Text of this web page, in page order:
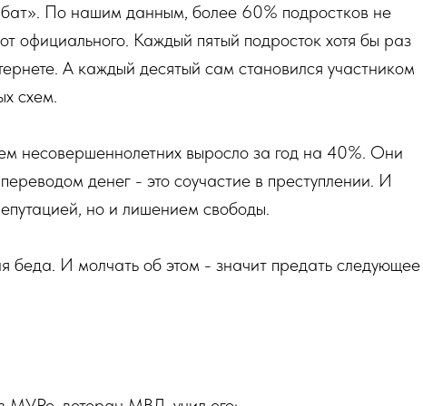
По нашим данным, более 60% подростков не
официального. Каждый пятый подросток хотя бы раз
А каждый десятый сам становился участником
схем.
несовершеннолетних выросло за год на 40%. Они
денег - это соучастие в преступлении. И
но и лишением свободы.
беда. И молчать об этом - значит предать следующее